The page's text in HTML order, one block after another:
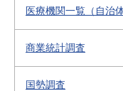
医療機関一覧（自治
商業統計調査
国勢調査